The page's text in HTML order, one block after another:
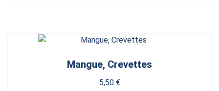
Mangue, Crevettes
5,50 €